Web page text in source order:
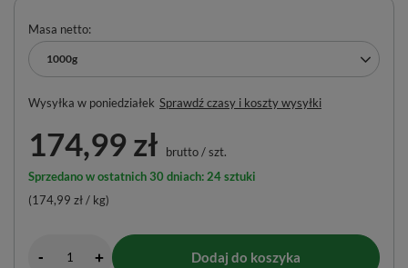
Masa netto
1000g
Wysyłka w poniedziałek Sprawdź czasy i koszty wysyłki
174,99 zł brutto/szt.
Sprzedano w ostatnich 30 dniach: 24 sztuki
(174,99 zł / kg)
- + Dodaj do koszyka